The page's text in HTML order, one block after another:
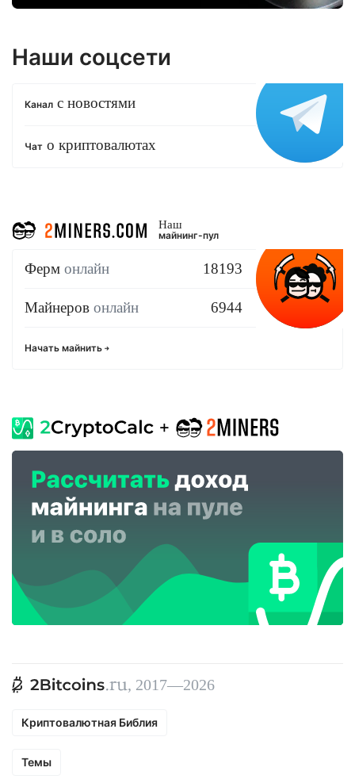
Наши соцсети
Канал с новостями
Чат о криптовалютах
Наш
майнинг-пул
Ферм онлайн 18193
Майнеров онлайн 6944
Начать майнить
, 2017—2026
Криптовалютная Библия
Темы